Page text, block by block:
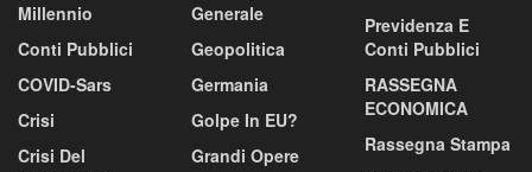
Millennio
Conti Pubblici
COVID-Sars
Crisi
Crisi Del
Generale
Geopolitica
Germania
Golpe In EU?
Grandi Opere
Previdenza E
Conti Pubblici
RASSEGNA
ECONOMICA
Rassegna Stampa